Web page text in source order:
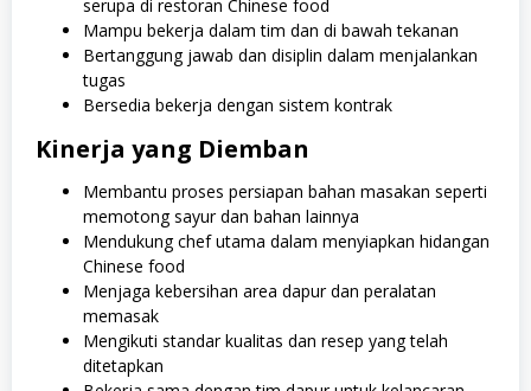
serupa di restoran Chinese food
Mampu bekerja dalam tim dan di bawah tekanan
Bertanggung jawab dan disiplin dalam menjalankan
tugas
Bersedia bekerja dengan sistem kontrak
Kinerja yang Diemban
Membantu proses persiapan bahan masakan seperti
memotong sayur dan bahan lainnya
Mendukung chef utama dalam menyiapkan hidangan
Chinese food
Menjaga kebersihan area dapur dan peralatan
memasak
Mengikuti standar kualitas dan resep yang telah
ditetapkan